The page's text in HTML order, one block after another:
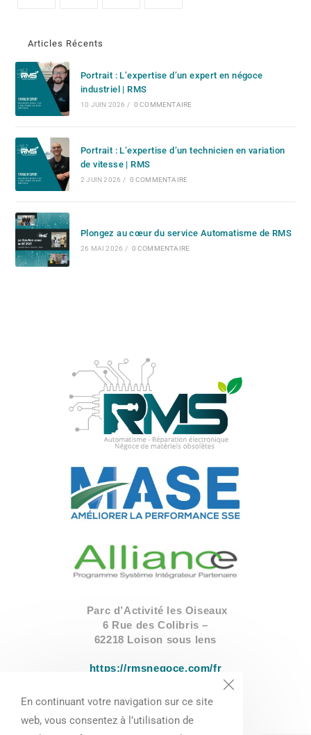
Articles Récents
Portrait : L’expertise d’un expert en négoce
industriel | RMS
10 JUIN 2026 / 0 COMMENTAIRE
Portrait : L’expertise d’un technicien en variation
de vitesse | RMS
2 JUIN 2026 / 0 COMMENTAIRE
Plongez au cœur du service Automatisme de RMS
26 MAI 2026 / 0 COMMENTAIRE
Parc d’Activité les Oiseaux
6 Rue des Colibris –
62218 Loison sous lens
https://rmsnegoce.com/fr
03.91.84.71.20
contact@rmsnegoce.com
En continuant votre navigation sur ce site
web, vous consentez à l’utilisation de